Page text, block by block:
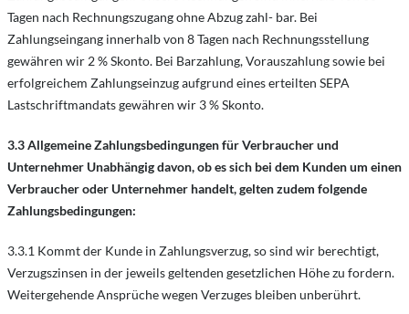
Tagen nach Rechnungszugang ohne Abzug zahl- bar. Bei
Zahlungseingang innerhalb von 8 Tagen nach Rechnungsstellung
gewähren wir 2 % Skonto. Bei Barzahlung, Vorauszahlung sowie bei
erfolgreichem Zahlungseinzug aufgrund eines erteilten SEPA
Lastschriftmandats gewähren wir 3 % Skonto.
3.3Allgemeine Zahlungsbedingungen für Verbraucher und
Unternehmer Unabhängig davon, ob es sich bei dem Kunden um einen
Verbraucher oder Unternehmer handelt, gelten zudem folgende
Zahlungsbedingungen:
3.3.1 Kommt der Kunde in Zahlungsverzug, so sind wir berechtigt,
Verzugszinsen in der jeweils geltenden gesetzlichen Höhe zu fordern.
Weitergehende Ansprüche wegen Verzuges bleiben unberührt.